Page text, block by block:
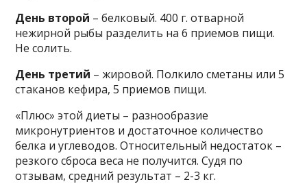
День второй – белковый. 400 г. отварной
нежирной рыбы разделить на 6 приемов пищи.
Не солить.
День третий – жировой. Полкило сметаны или 5
стаканов кефира, 5 приемов пищи.
«Плюс» этой диеты – разнообразие
микронутриентов и достаточное количество
белка и углеводов. Относительный недостаток –
резкого сброса веса не получится. Судя по
отзывам, средний результат – 2-3 кг.